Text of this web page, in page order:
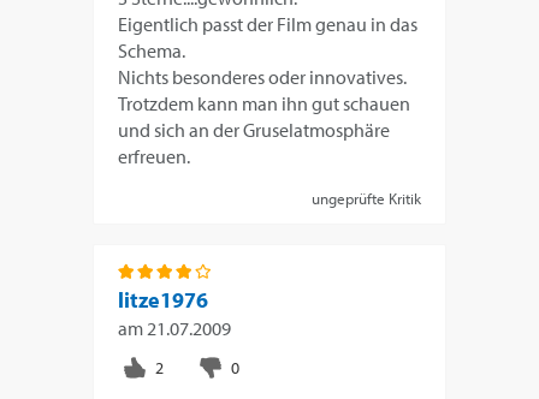
Eigentlich passt der Film genau in das
Schema.
Nichts besonderes oder innovatives.
Trotzdem kann man ihn gut schauen
und sich an der Gruselatmosphäre
erfreuen.
ungeprüfte Kritik
litze1976
am21.07.2009